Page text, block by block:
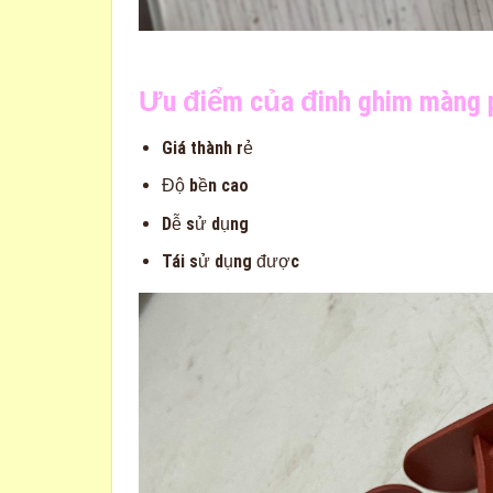
Ưu điểm của đinh ghim màng
Giá thành rẻ
Độ bền cao
Dễ sử dụng
Tái sử dụng được